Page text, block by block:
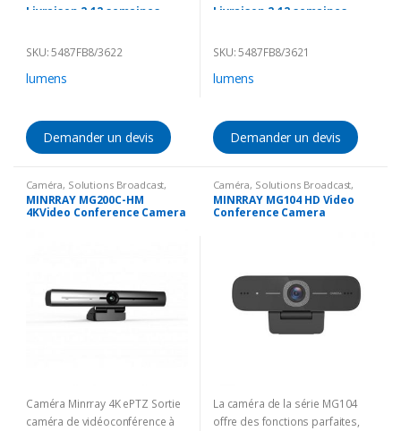
Livraison 2-12 semaines
Corona)
SKU: 5487FB8/3622
lumens
Demander un devis
Livraison 2-12 semaines
Corona)
SKU: 5487FB8/3621
lumens
Demander un devis
Caméra, Solutions Broadcast,
Vision conference
MINRRAY MG200C-HM
4KVideo Conference Camera
Caméra Minrray 4K ePTZ Sortie
caméra de vidéoconférence à
Caméra, Solutions Broadcast,
Vision conference
MINRRAY MG104 HD Video
Conference Camera
La caméra de la série MG104
offre des fonctions parfaites,